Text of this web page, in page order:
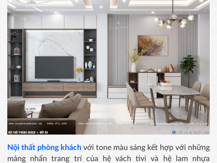
Nội thất phòng khách với tone màu sáng kết hợp với những
mảng nhấn trang trí của hệ vách tivi và hệ lam nhựa